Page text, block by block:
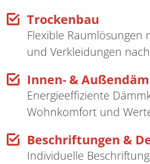
Trockenbau
Flexible Raumlösungen
und Verkleidungen
Innen- &
Energieeffiziente
Wohnkomfort und
Beschriftungen &
Individuelle